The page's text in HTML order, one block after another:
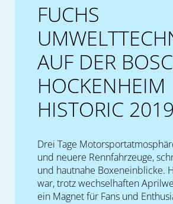
FUCHS
AUF DER
HOCKENHEIM
HISTORIC 2019
Drei Tage
und neuere Rennfahrzeuge,
und hautnahe Boxeneinblicke.
war, trotz wechselhaften
ein Magnet für Fans und